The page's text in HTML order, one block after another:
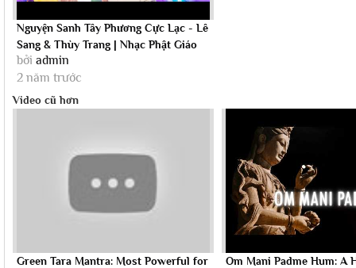
Nguyện Sanh Tây Phương Cực Lạc - Lê
Sang & Thùy Trang | Nhạc Phật Giáo
Mới...
bởi admin
2 năm trước
Video cũ hơn
Green Tara Mantra: Most Powerful for
Om Mani Padme Hum: A